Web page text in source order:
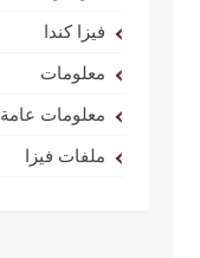
فيزا كندا
معلومات
معلومات عامة
ملفات فيزا